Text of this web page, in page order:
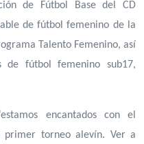
de Fútbol Base del CD
de fútbol femenino de la
Talento Femenino, así
de fútbol femenino sub17,
encantados con el
primer torneo alevín. Ver a